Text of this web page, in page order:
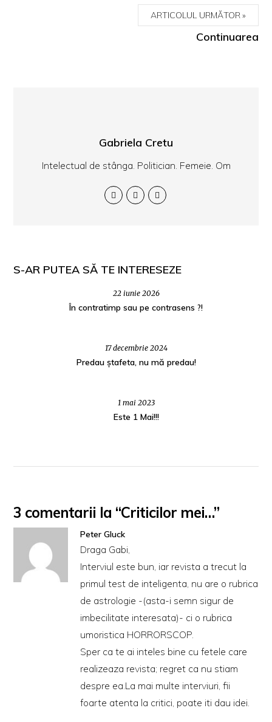
ARTICOLUL URMĂTOR
Continuarea
Gabriela Cretu
Intelectual de stânga. Politician. Femeie. Om
S-AR PUTEA SĂ TE INTERESEZE
22 iunie 2026
În contratimp sau pe contrasens ?!
17 decembrie 2024
Predau ștafeta, nu mă predau!
1 mai 2023
Este 1 Mai!!!
3 comentarii la “Criticilor mei…”
Peter Gluck
Draga Gabi,
Interviul este bun, iar revista a trecut la
primul test de inteligenta, nu are o rubrica
de astrologie -(asta-i semn sigur de
imbecilitate interesata)- ci o rubrica
umoristica HORRORSCOP.
Sper ca te ai inteles bine cu fetele care
realizeaza revista; regret ca nu stiam
despre ea.La mai multe interviuri, fii
foarte atenta la critici, poate iti dau idei.